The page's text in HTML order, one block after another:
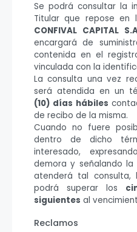
Se podrá consultar la
Titular que repose
CONFIVAL CAPITAL
encargará de
contenida en el
vinculada con la
La consulta una vez
será atendida en un
(10) días hábiles
de recibo de la misma.
Cuando no fuere
dentro de dicho
interesado,
demora y señalando
atenderá tal consulta,
podrá superar los
siguientes al
Reclamos